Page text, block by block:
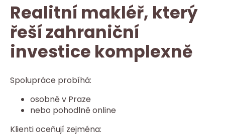
Realitní makléř, který
řeší zahraniční
investice komplexně
Spolupráce probíhá:
osobně v Praze
nebo pohodlně online
Klienti oceňují zejména: